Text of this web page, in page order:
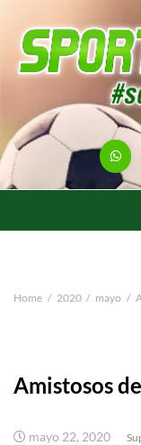
Home 2020 mayo
Amistosos
mayo 22, 2020